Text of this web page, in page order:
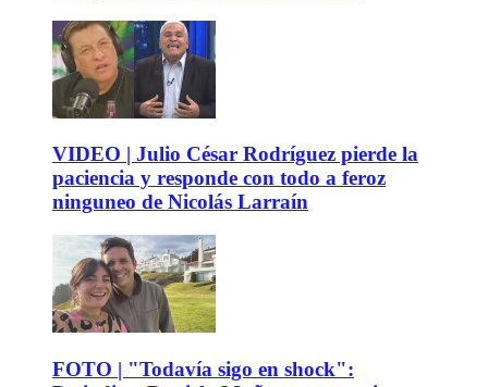
VIDEO | Julio César Rodríguez pierde la
paciencia y responde con todo a feroz
ninguneo de Nicolás Larraín
FOTO | "Todavía sigo en shock":